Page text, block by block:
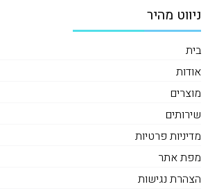
ניווט מהיר
בית
אודות
מוצרים
שירותים
מדיניות פרטיות
מפת אתר
הצהרת נגישות